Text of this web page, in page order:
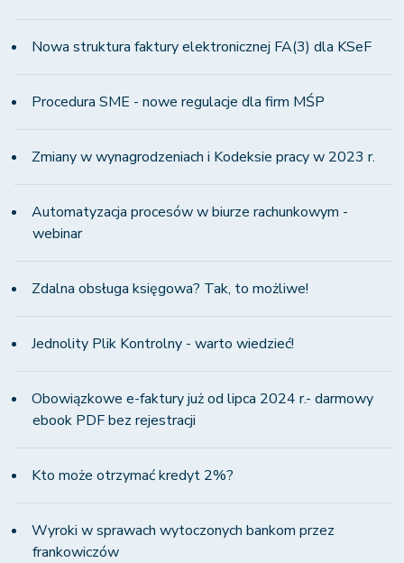
Nowa struktura faktury elektronicznej FA(3) dla KSeF
Procedura SME - nowe regulacje dla firm MŚP
Zmiany w wynagrodzeniach i Kodeksie pracy w 2023 r.
Automatyzacja procesów w biurze rachunkowym -
webinar
Zdalna obsługa księgowa? Tak, to możliwe!
Jednolity Plik Kontrolny - warto wiedzieć!
Obowiązkowe e-faktury już od lipca 2024 r.- darmowy
ebook PDF bez rejestracji
Kto może otrzymać kredyt 2%?
Wyroki w sprawach wytoczonych bankom przez
frankowiczów